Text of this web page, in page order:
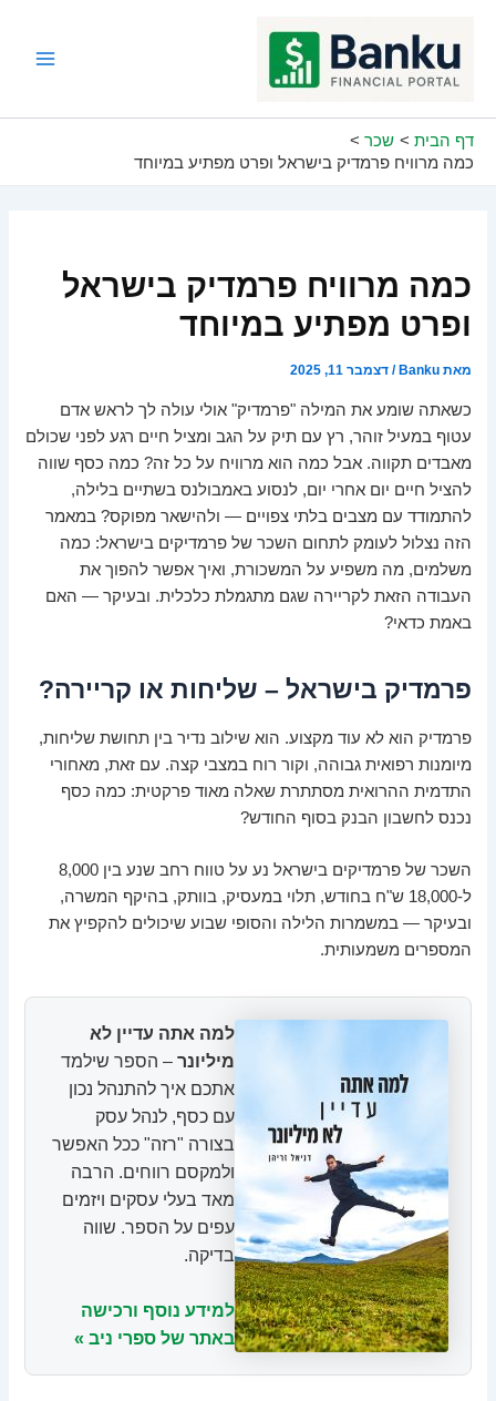
דף הבית
שכר
כמה מרוויח פרמדיק בישראל ופרט מפתיע במיוחד
כמה מרוויח פרמדיק בישראל
ופרט מפתיע במיוחד
מאתBanku
/דצמבר 11, 2025
כשאתה שומע את המילה "פרמדיק" אולי עולה לך לראש אדם
עטוף במעיל זוהר, רץ עם תיק על הגב ומציל חיים רגע לפני שכולם
מאבדים תקווה. אבל כמה הוא מרוויח על כל זה? כמה כסף שווה
להציל חיים יום אחרי יום, לנסוע באמבולנס בשתיים בלילה,
להתמודד עם מצבים בלתי צפויים — ולהישאר מפוקס? במאמר
הזה נצלול לעומק לתחום השכר של פרמדיקים בישראל: כמה
משלמים, מה משפיע על המשכורת, ואיך אפשר להפוך את
העבודה הזאת לקריירה שגם מתגמלת כלכלית. ובעיקר — האם
באמת כדאי?
פרמדיק בישראל – שליחות או קריירה?
פרמדיק הוא לא עוד מקצוע. הוא שילוב נדיר בין תחושת שליחות,
מיומנות רפואית גבוהה, וקור רוח במצבי קצה. עם זאת, מאחורי
התדמית ההרואית מסתתרת שאלה מאוד פרקטית: כמה כסף
נכנס לחשבון הבנק בסוף החודש?
השכר של פרמדיקים בישראל נע על טווח רחב שנע בין 8,000
ל-18,000 ש"ח בחודש, תלוי במעסיק, בוותק, בהיקף המשרה,
ובעיקר — במשמרות הלילה והסופי שבוע שיכולים להקפיץ את
המספרים משמעותית.
למה אתה עדיין לא
מיליונר – הספר שילמד
אתכם איך להתנהל נכון
עם כסף, לנהל עסק
בצורה "רזה" ככל האפשר
ולמקסם רווחים. הרבה
מאד בעלי עסקים ויזמים
עפים על הספר. שווה
בדיקה.
למידע נוסף ורכישה
באתר של ספרי ניב »